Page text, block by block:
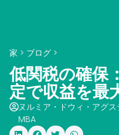
家 > ブログ >
低関税の確保
定で収益を最
ヌルミア・ドウィ・アグス
MBA